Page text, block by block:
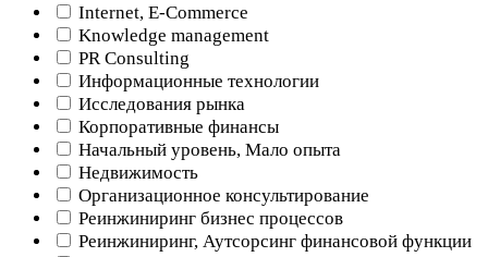
Internet, E-Commerce
Knowledge management
PR Consulting
Информационные технологии
Исследования рынка
Корпоративные финансы
Начальный уровень, Мало опыта
Недвижимость
Организационное консультирование
Реинжиниринг бизнес процессов
Реинжиниринг, Аутсорсинг финансовой функции